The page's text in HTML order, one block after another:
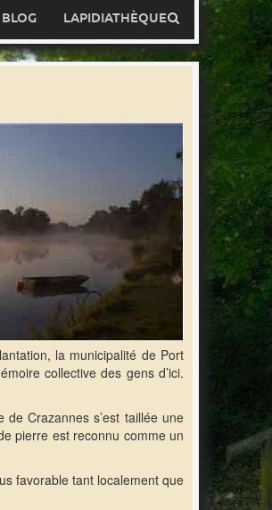
BLOG LAPIDIATHÈQUE
la municipalité de Port
collective des gens d’ici.
de Crazannes s’est taillée une
pierre est reconnu comme un
favorable tant localement que